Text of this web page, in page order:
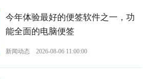
今年体验最好的便签软件之一，功
能全面的电脑便签
新闻动态 2026-08-06 11:00:00